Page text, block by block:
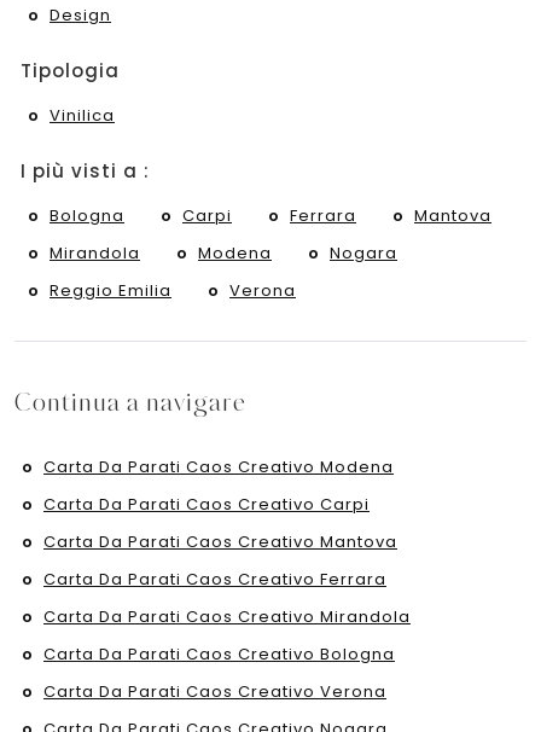
Design
Tipologia
Vinilica
I più visti a :
Bologna Carpi Ferrara
Mantova
Mirandola
Modena
Nogara
Reggio Emilia
Verona
Continua a navigare
Carta Da Parati Caos Creativo Modena
Carta Da Parati Caos Creativo Carpi
Carta Da Parati Caos Creativo Mantova
Carta Da Parati Caos Creativo Ferrara
Carta Da Parati Caos Creativo Mirandola
Carta Da Parati Caos Creativo Bologna
Carta Da Parati Caos Creativo Verona